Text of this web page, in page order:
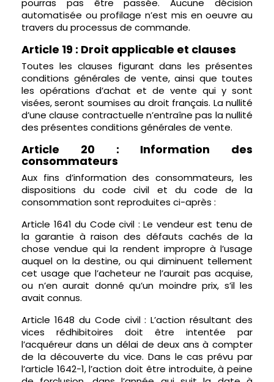
pourras pas être passée. Aucune décision
automatisée ou profilage n’est mis en oeuvre au
travers du processus de commande.
Article 19 : Droit applicable et clauses
Toutes les clauses figurant dans les présentes
conditions générales de vente, ainsi que toutes
les opérations d’achat et de vente qui y sont
visées, seront soumises au droit français. La nullité
d’une clause contractuelle n’entraîne pas la nullité
des présentes conditions générales de vente.
Article 20 : Information des
consommateurs
Aux fins d’information des consommateurs, les
dispositions du code civil et du code de la
consommation sont reproduites ci-après :
Article 1641 du Code civil : Le vendeur est tenu de
la garantie à raison des défauts cachés de la
chose vendue qui la rendent impropre à l’usage
auquel on la destine, ou qui diminuent tellement
cet usage que l’acheteur ne l’aurait pas acquise,
ou n’en aurait donné qu’un moindre prix, s’il les
avait connus.
Article 1648 du Code civil : L’action résultant des
vices rédhibitoires doit être intentée par
l’acquéreur dans un délai de deux ans à compter
de la découverte du vice. Dans le cas prévu par
l’article 1642-1, l’action doit être introduite, à peine